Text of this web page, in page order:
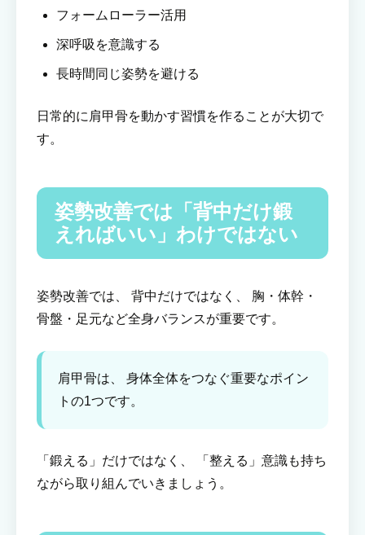
フォームローラー活用
深呼吸を意識する
長時間同じ姿勢を避ける
日常的に肩甲骨を動かす習慣を作ることが大切で
す。
姿勢改善では「背中だけ鍛
えればいい」わけではない
姿勢改善では、 背中だけではなく、 胸・体幹・
骨盤・足元など全身バランスが重要です。
肩甲骨は、 身体全体をつなぐ重要なポイン
トの1つです。
「鍛える」だけではなく、 「整える」意識も持ち
ながら取り組んでいきましょう。